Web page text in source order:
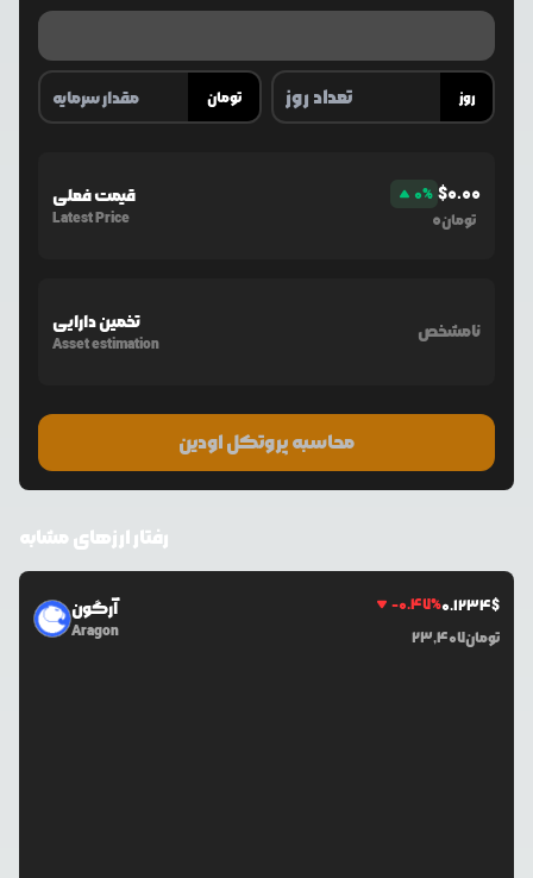
تومان روز
قیمت فعلی
Latest Price
0% $0.00
0تومان
تخمین دارایی
Asset estimation
نامشخص
محاسبه پروتکل اودین
رفتار ارزهای مشابه
آرگون
Aragon
-0.47%0.1234$
23,407تومان